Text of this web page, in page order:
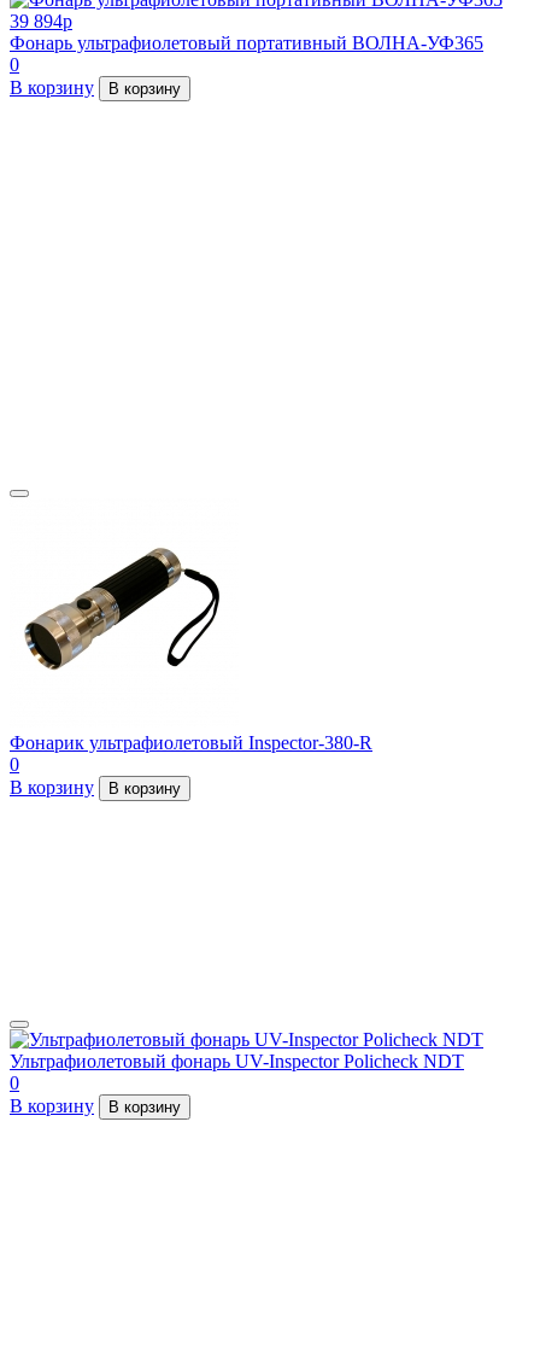
39 894p
Фонарь ультрафиолетовый портативный ВОЛНА-УФ365
0
В корзину
В корзину
Фонарик ультрафиолетовый Inspector-380-R
0
В корзину
В корзину
Ультрафиолетовый фонарь UV-Inspector Policheck NDT
0
В корзину
В корзину